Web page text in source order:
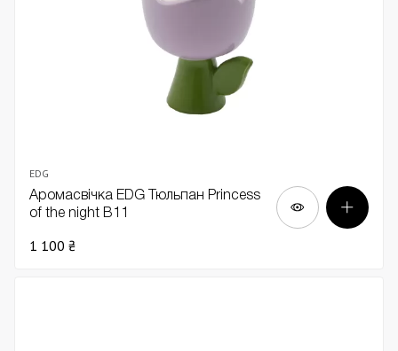
EDG
Аромасвічка EDG Тюльпан Princess
of the night В11
1 100 ₴